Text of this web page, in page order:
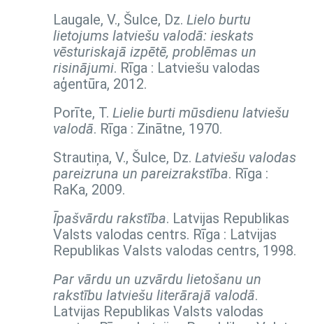
Laugale, V., Šulce, Dz. Lielo burtu
lietojums latviešu valodā: ieskats
vēsturiskajā izpētē, problēmas un
risinājumi. Rīga : Latviešu valodas
aģentūra, 2012.
Porīte, T. Lielie burti mūsdienu latviešu
valodā. Rīga : Zinātne, 1970.
Strautiņa, V., Šulce, Dz. Latviešu valodas
pareizruna un pareizrakstība. Rīga :
RaKa, 2009.
Īpašvārdu rakstība. Latvijas Republikas
Valsts valodas centrs. Rīga : Latvijas
Republikas Valsts valodas centrs, 1998.
Par vārdu un uzvārdu lietošanu un
rakstību latviešu literārajā valodā.
Latvijas Republikas Valsts valodas